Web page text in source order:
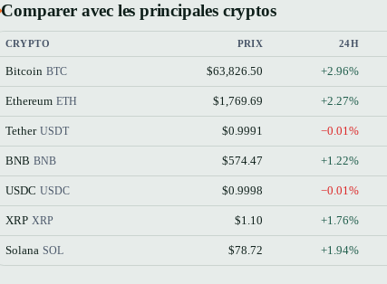
Comparer avec les principales cryptos
CRYPTO PRIX 24H
Bitcoin BTC $63,826.50 +2.96%
Ethereum ETH $1,769.69 +2.27%
Tether USDT $0.9991 −0.01%
BNB BNB $574.47 +1.22%
USDC USDC $0.9998 −0.01%
XRP XRP $1.10 +1.76%
Solana SOL $78.72 +1.94%